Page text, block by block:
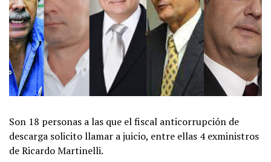
Son 18 personas a las que el fiscal anticorrupción de
descarga solicito llamar a juicio, entre ellas 4 exministros
de Ricardo Martinelli.